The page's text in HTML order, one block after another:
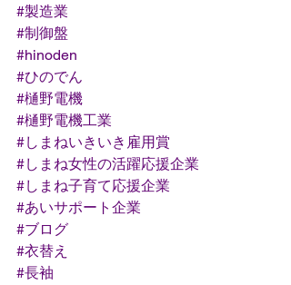
#製造業
#制御盤
#hinoden
#ひのでん
#樋野電機
#樋野電機工業
#しまねいきいき雇用賞
#しまね女性の活躍応援企業
#しまね子育て応援企業
#あいサポート企業
#ブログ
#衣替え
#長袖